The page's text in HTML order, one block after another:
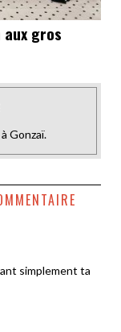
gros
Gonzaï.
simplement ta